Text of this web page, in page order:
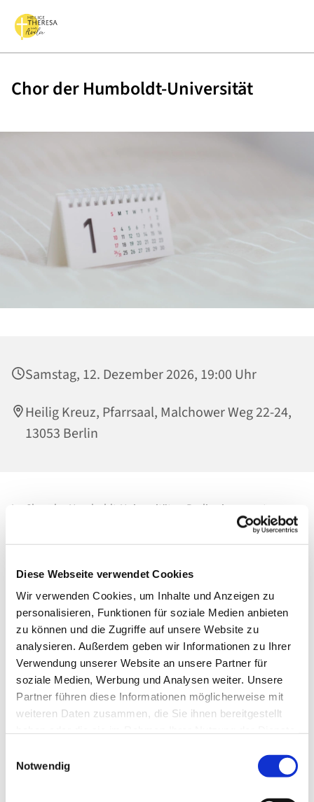
Diese Webseite verwendet Cookies
Wir verwenden Cookies, um Inhalte und Anzeigen zu
personalisieren, Funktionen für soziale Medien anbieten
zu können und die Zugriffe auf unsere Website zu
analysieren. Außerdem geben wir Informationen zu Ihrer
Verwendung unserer Website an unsere Partner für
soziale Medien, Werbung und Analysen weiter. Unsere
Partner führen diese Informationen möglicherweise mit
weiteren Daten zusammen, die Sie ihnen bereitgestellt
Notwendig
Chor der Humboldt-Universität
Samstag, 12. Dezember 2026, 19:00 Uhr
Heilig Kreuz, Pfarrsaal, Malchower Weg 22-24,
13053 Berlin
Im Chor der Humboldt-Universität zu Berlin singen unter
sowohl Studierende und
Mitarbeitende verschiedener Fakultäten und Institute der
Humboldt-Universität.
Das Repertoire besteht hauptsächlich aus Werken der A-
cappella-Literatur des 16. bis 21. Jahrhunderts, darunter
Kompositionen fast aller namhaften europäischen Meister.